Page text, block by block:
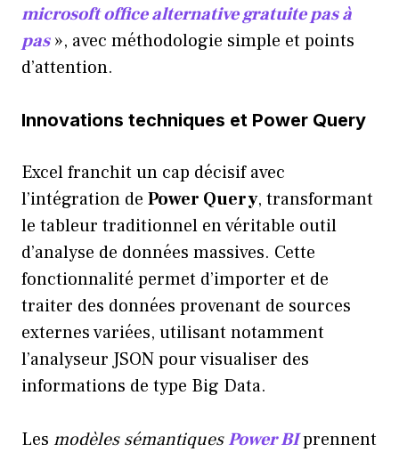
microsoft office alternative gratuite pas à
pas», avec méthodologie simple et points
d’attention.
Innovations techniques et Power Query
Excel franchit un cap décisif avec
l’intégration de Power Query, transformant
le tableur traditionnel en véritable outil
d’analyse de données massives. Cette
fonctionnalité permet d’importer et de
traiter des données provenant de sources
externes variées, utilisant notamment
l’analyseur JSON pour visualiser des
informations de type Big Data.
Les modèles sémantiquesPower BIprennent